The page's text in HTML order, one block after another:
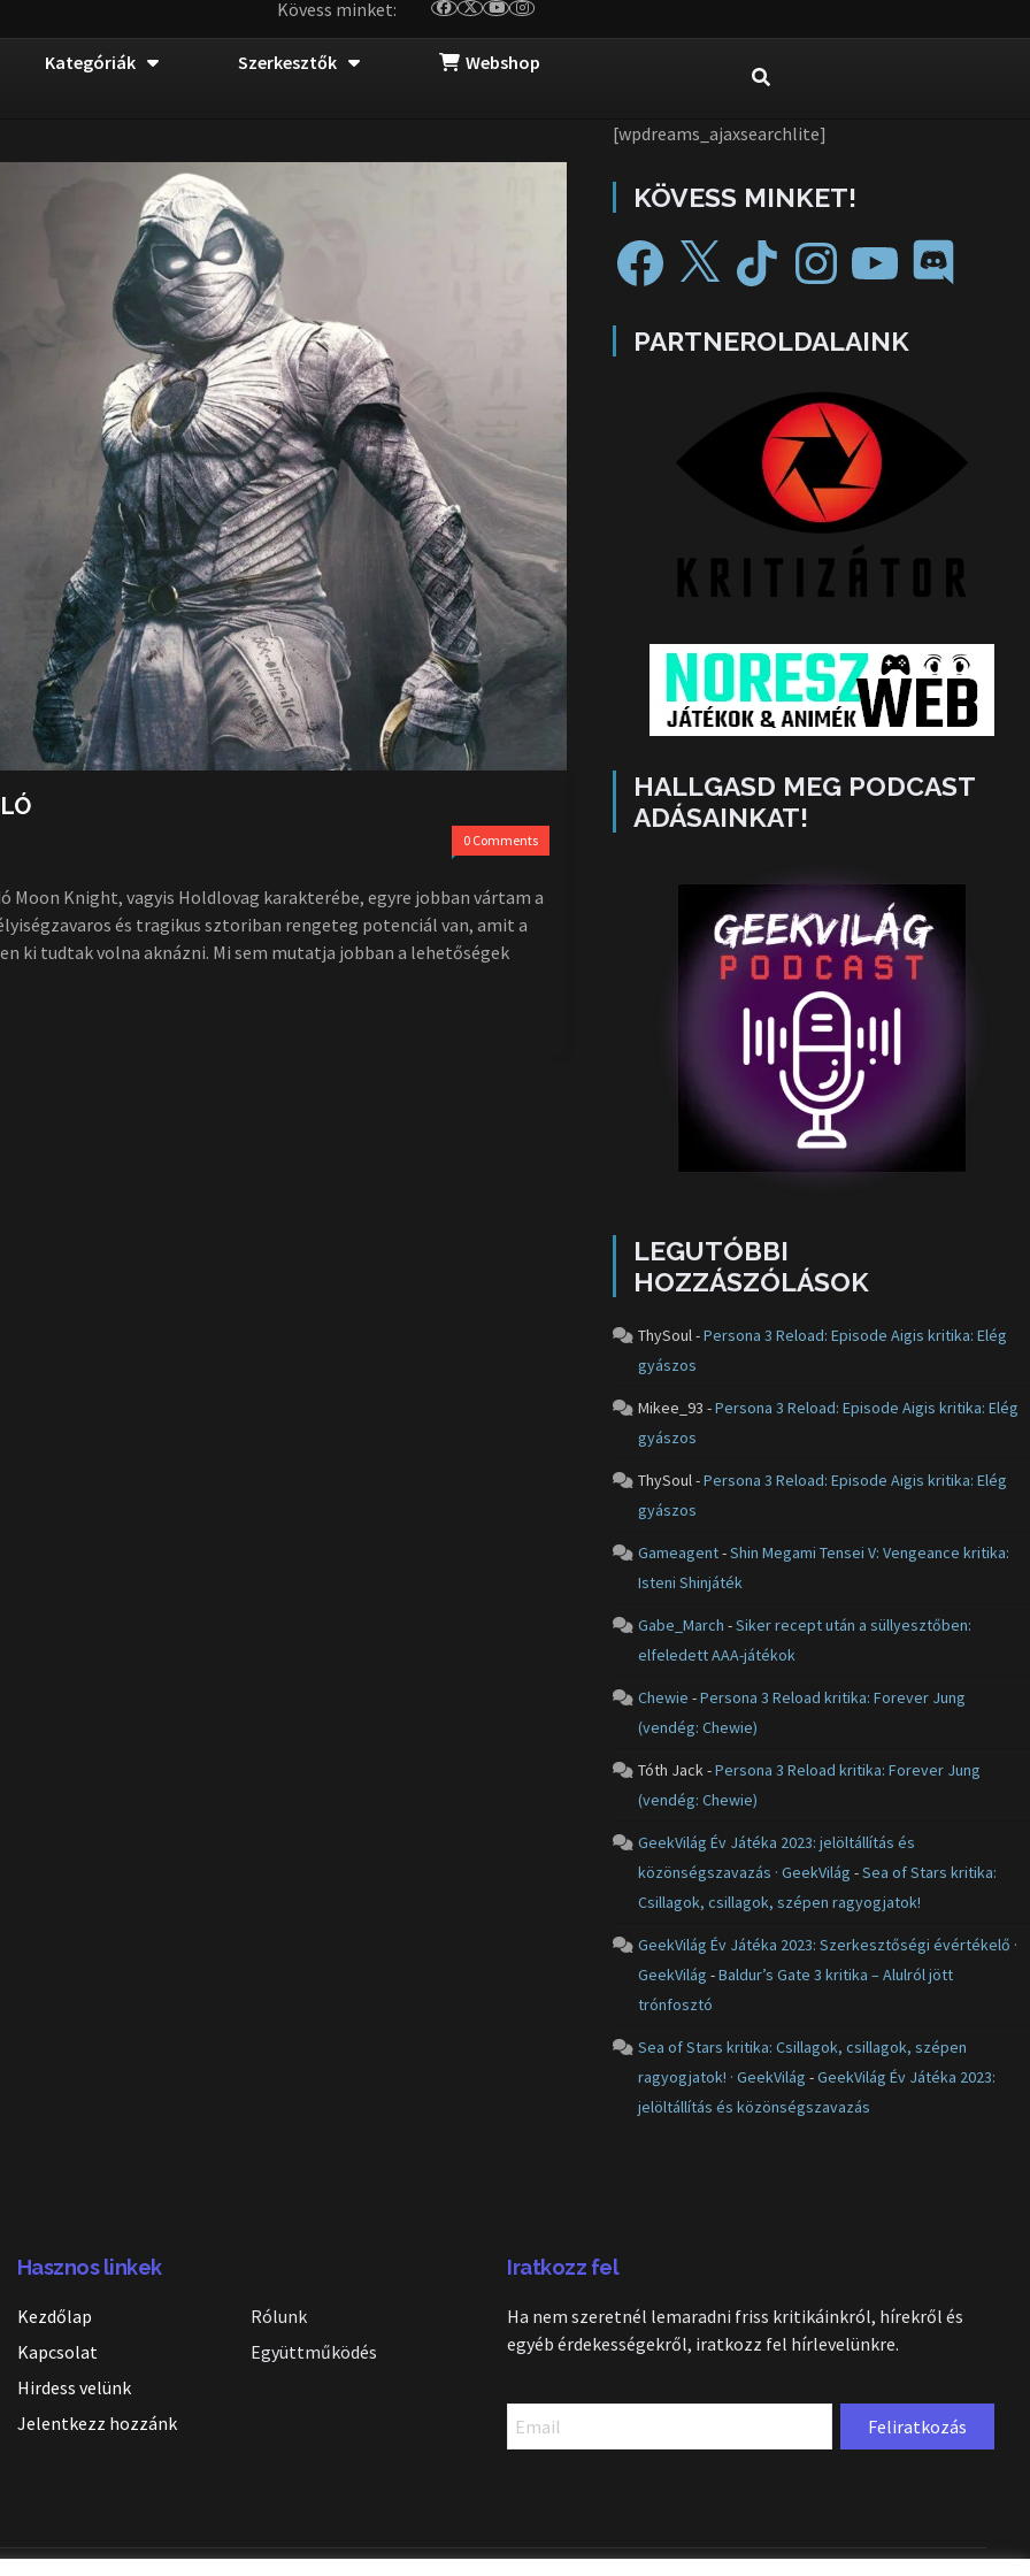
Kövess minket:
Kategóriák Szerkesztők Webshop
0 Comments
Knight, vagyis Holdlovag karakterébe, egyre jobban vártam a
és tragikus sztoriban rengeteg potenciál van, amit a
ki tudtak volna aknázni. Mi sem mutatja jobban a lehetőségek
[wpdreams_ajaxsearchlite]
KÖVESS MINKET!
PARTNEROLDALAINK
HALLGASD MEG PODCAST
ADÁSAINKAT!
LEGUTÓBBI
HOZZÁSZÓLÁSOK
ThySoul-Persona 3 Reload: Episode Aigis kritika: Elég
gyászos
Mikee_93 -Persona 3 Reload: Episode Aigis kritika: Elég
gyászos
ThySoul-Persona 3 Reload: Episode Aigis kritika: Elég
gyászos
Gameagent-Shin Megami Tensei V: Vengeance kritika:
Isteni Shinjáték
Gabe_March -Siker recept után a süllyesztőben:
elfeledett AAA-játékok
Chewie -Persona 3 Reload kritika: Forever Jung
(vendég: Chewie)
Tóth Jack-Persona 3 Reload kritika: Forever Jung
(vendég: Chewie)
GeekVilág Év Játéka 2023: jelöltállítás és
közönségszavazás · GeekVilág -Sea of Stars kritika:
Csillagok, csillagok, szépen ragyogjatok!
GeekVilág Év Játéka 2023: Szerkesztőségi évértékelő ·
GeekVilág -Baldur’s Gate 3 kritika – Alulról jött
trónfosztó
Sea of Stars kritika: Csillagok, csillagok, szépen
ragyogjatok! · GeekVilág -GeekVilág Év Játéka 2023:
jelöltállítás és közönségszavazás
Hasznos linkek
Kezdőlap
Kapcsolat
Hirdess velünk
Jelentkezz hozzánk
Rólunk
Együttműködés
Iratkozz fel
Ha nem szeretnél lemaradni friss kritikáinkról, hírekről és
egyéb érdekességekről, iratkozz fel hírlevelünkre.
Feliratkozás